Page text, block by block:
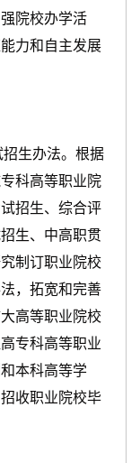
院校办学活
力和自主发展
招生办法。根据
科高等职业院
招生、综合评
生、中高职贯
制订职业院校
，拓宽和完善
高等职业院校
专科高等职业
本科高等学
收职业院校毕